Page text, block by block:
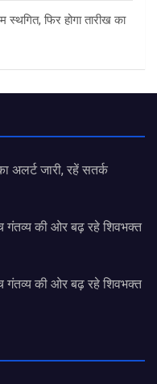
स्थगित, फिर होगा तारीख का
अलर्ट जारी, रहें सतर्क
गंतव्य की ओर बढ़ रहे शिवभक्त
गंतव्य की ओर बढ़ रहे शिवभक्त